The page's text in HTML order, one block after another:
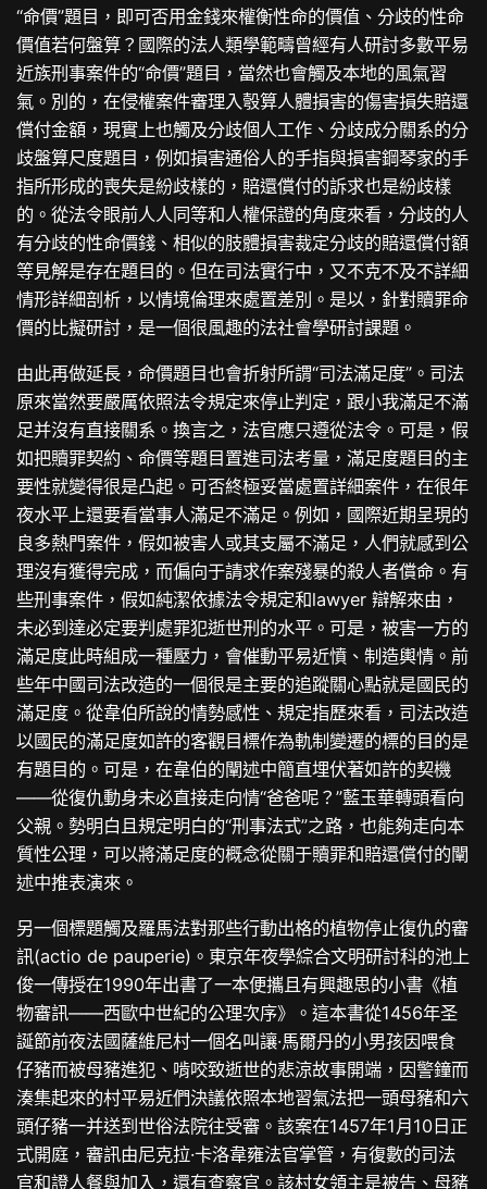
“命價”題目，即可否用金錢來權衡性命的價值、分歧的性命
價值若何盤算？國際的法人類學範疇曾經有人研討多數平易
近族刑事案件的“命價”題目，當然也會觸及本地的風氣習
氣。別的，在侵權案件審理入彀算人體損害的傷害損失賠還
償付金額，現實上也觸及分歧個人工作、分歧成分關系的分
歧盤算尺度題目，例如損害通俗人的手指與損害鋼琴家的手
指所形成的喪失是紛歧樣的，賠還償付的訴求也是紛歧樣
的。從法令眼前人人同等和人權保證的角度來看，分歧的人
有分歧的性命價錢、相似的肢體損害裁定分歧的賠還償付額
等見解是存在題目的。但在司法實行中，又不克不及不詳細
情形詳細剖析，以情境倫理來處置差別。是以，針對贖罪命
價的比擬研討，是一個很風趣的法社會學研討課題。
由此再做延長，命價題目也會折射所謂“司法滿足度”。司法
原來當然要嚴厲依照法令規定來停止判定，跟小我滿足不滿
足并沒有直接關系。換言之，法官應只遵從法令。可是，假
如把贖罪契約、命價等題目置進司法考量，滿足度題目的主
要性就變得很是凸起。可否終極妥當處置詳細案件，在很年
夜水平上還要看當事人滿足不滿足。例如，國際近期呈現的
良多熱門案件，假如被害人或其支屬不滿足，人們就感到公
理沒有獲得完成，而偏向于請求作案殘暴的殺人者償命。有
些刑事案件，假如純潔依據法令規定和lawyer 辯解來由，
未必到達必定要判處罪犯逝世刑的水平。可是，被害一方的
滿足度此時組成一種壓力，會催動平易近憤、制造輿情。前
些年中國司法改造的一個很是主要的追蹤關心點就是國民的
滿足度。從韋伯所說的情勢感性、規定指歷來看，司法改造
以國民的滿足度如許的客觀目標作為軌制變遷的標的目的是
有題目的。可是，在韋伯的闡述中簡直埋伏著如許的契機
——從復仇動身未必直接走向情“爸爸呢？”藍玉華轉頭看向
父親。勢明白且規定明白的“刑事法式”之路，也能夠走向本
質性公理，可以將滿足度的概念從關于贖罪和賠還償付的闡
述中推表演來。
另一個標題觸及羅馬法對那些行動出格的植物停止復仇的審
訊(actio de pauperie)。東京年夜學綜合文明研討科的池上
俊一傳授在1990年出書了一本便攜且有興趣思的小書《植
物審訊——西歐中世紀的公理次序》。這本書從1456年圣
誕節前夜法國薩維尼村一個名叫讓·馬爾丹的小男孩因喂食
仔豬而被母豬進犯、啃咬致逝世的悲涼故事開端，因警鐘而
湊集起來的村平易近們決議依照本地習氣法把一頭母豬和六
頭仔豬一并送到世俗法院往受審。該案在1457年1月10日正
式開庭，審訊由尼克拉·卡洛韋雍法官掌管，有復數的司法
官和證人餐與加入，還有查察官。該村女領主是被告、母豬